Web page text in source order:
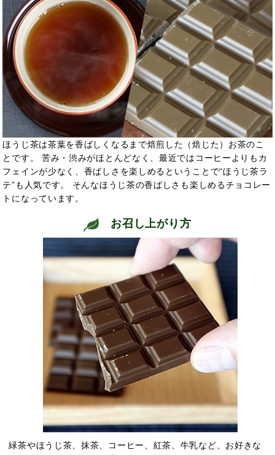
ほうじ茶は茶葉を香ばしくなるまで焙煎した（焙じた）お茶のこ
とです。 苦み・渋みがほとんどなく、最近ではコーヒーよりもカ
フェインが少なく、香ばしさを楽しめるということで“ほうじ茶ラ
テ”も人気です。 そんなほうじ茶の香ばしさも楽しめるチョコレー
トになっています。
お召し上がり方
緑茶やほうじ茶、抹茶、コーヒー、紅茶、牛乳など、お好きな